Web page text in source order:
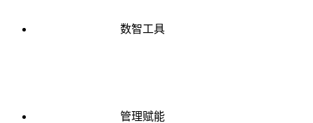
数智工具
管理赋能